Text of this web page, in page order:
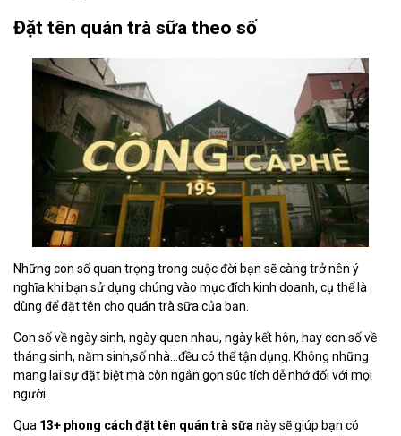
Đặt tên quán trà sữa theo số
Những con số quan trọng trong cuộc đời bạn sẽ càng trở nên ý
nghĩa khi bạn sử dụng chúng vào mục đích kinh doanh, cụ thể là
dùng để đặt tên cho quán trà sữa của bạn.
Con số về ngày sinh, ngày quen nhau, ngày kết hôn, hay con số về
tháng sinh, năm sinh,số nhà...đều có thể tận dụng. Không những
mang lại sự đặt biệt mà còn ngắn gọn súc tích dễ nhớ đối với mọi
người.
Qua 13+ phong cách đặt tên quán trà sữa này sẽ giúp bạn có